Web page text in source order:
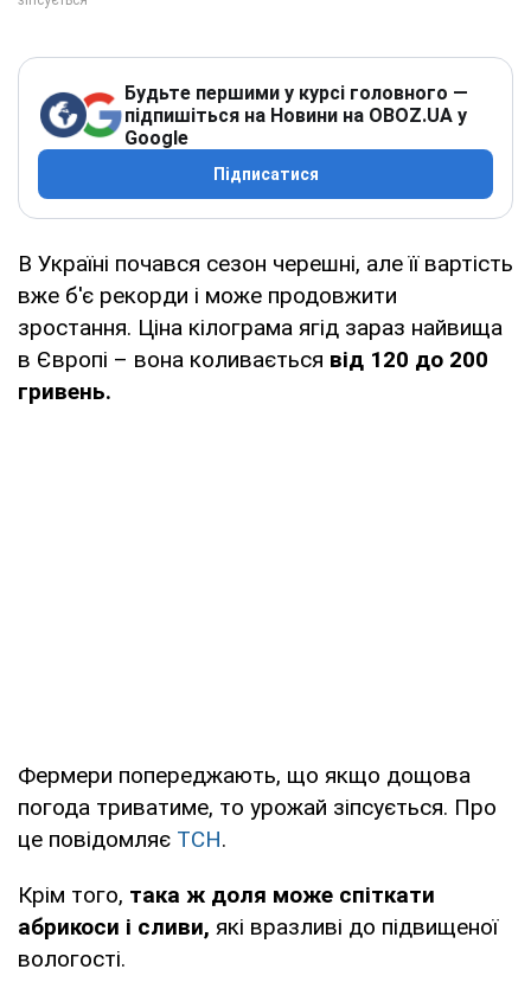
Будьте першими у курсі головного —
підпишіться на Новини на OBOZ.UA у
Google
Підписатися
В Україні почався сезон черешні, але її вартість
вже б'є рекорди і може продовжити
зростання. Ціна кілограма ягід зараз найвища
в Європі – вона коливається від 120 до 200
гривень.
Фермери попереджають, що якщо дощова
погода триватиме, то урожай зіпсується. Про
це повідомляє ТСН.
Крім того, така ж доля може спіткати
абрикоси і сливи, які вразливі до підвищеної
вологості.